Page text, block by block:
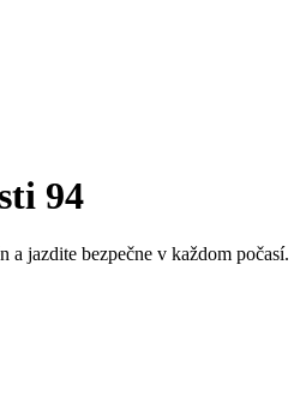
94
jazdite bezpečne v každom počasí.